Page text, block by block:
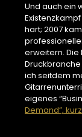
Und auch ein
hart; 2007
erweitern. Die
ich seitdem
eigenes
Demand”, kurz